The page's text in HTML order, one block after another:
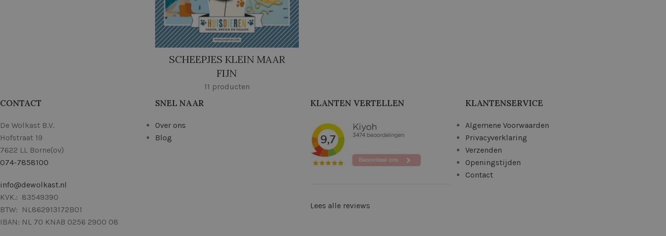
SCHEEPJES KLEIN MAAR
FIJN
11 producten
CONTACT
De Wolkast B.V.
Hofstraat 19
7622 LL Borne(ov)
074-7858100
info@dewolkast.nl
KVK.: 83549390
BTW: NL862913172B01
IBAN: NL 70 KNAB 0256 2900 08
SNEL NAAR
Over ons
Blog
KLANTEN VERTELLEN
Lees alle reviews
KLANTENSERVICE
Algemene Voorwaarden
Privacyverklaring
Verzenden
Openingstijden
Contact